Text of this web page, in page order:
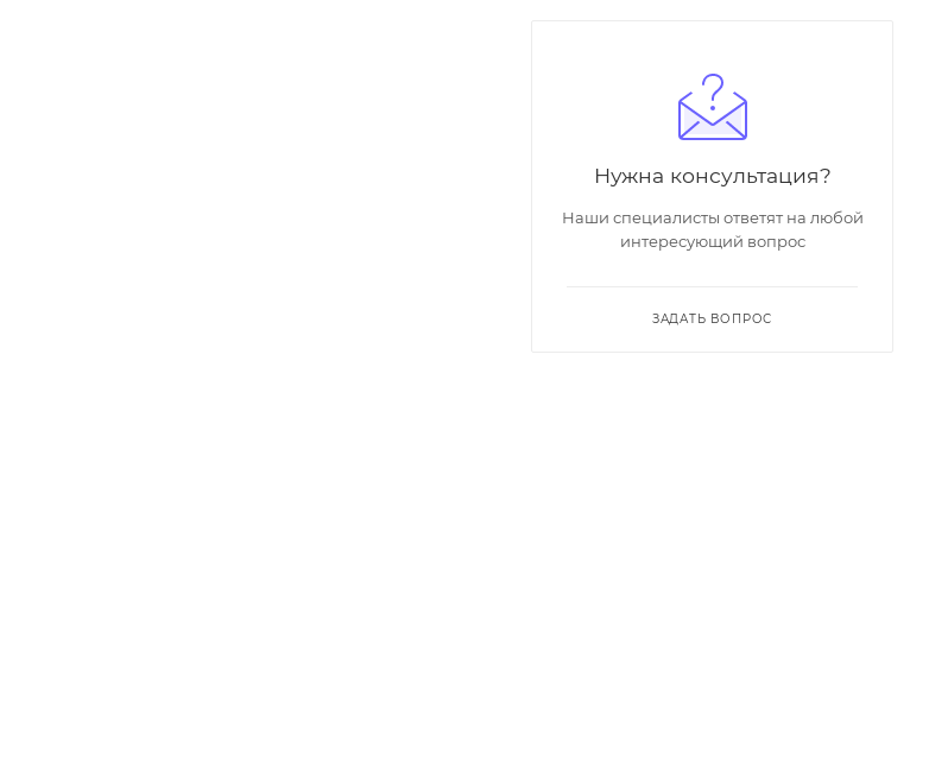
Нужна консультация?
Наши специалисты ответят на любой
интересующий вопрос
ЗАДАТЬ ВОПРОС